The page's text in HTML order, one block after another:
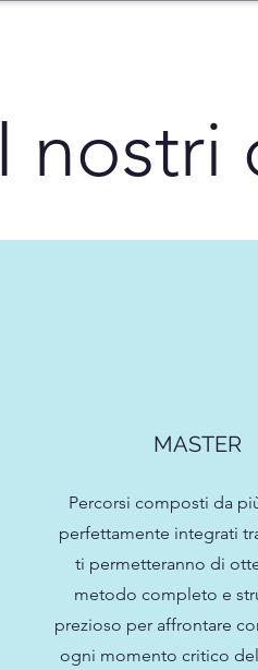
I nostri
MASTER
Percorsi composti da
perfettamente integrati
ti permetteranno di
metodo completo e
prezioso per affrontare
ogni momento critico